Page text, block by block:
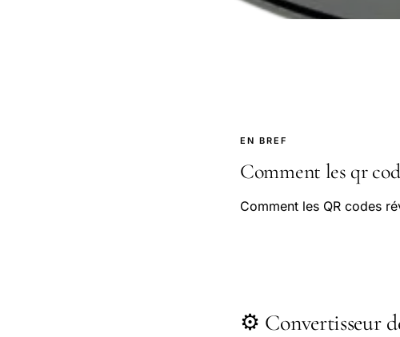
EN BREF
Comment les qr
Comment les QR codes
⚙️ Convertisseur